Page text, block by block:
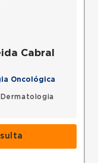
Cabral
Oncológica